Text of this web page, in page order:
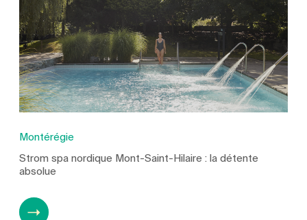
Montérégie
Strom spa nordique Mont-Saint-Hilaire : la détente
absolue